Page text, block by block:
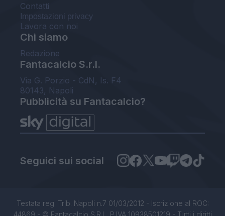
Contatti
Impostazioni privacy
Lavora con noi
Chi siamo
Redazione
Fantacalcio S.r.l.
Via G. Porzio - CdN, Is. F4
80143, Napoli
Pubblicità su Fantacalcio?
Seguici sui social
Testata reg. Trib. Napoli n.7 01/03/2012 - Iscrizione al ROC:
44869 - © Fantacalcio S.R.L. P.IVA 10938501219 - Tutti i diritti